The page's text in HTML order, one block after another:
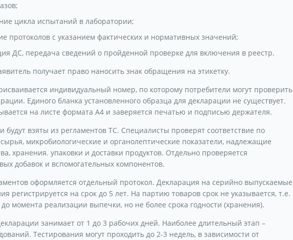
цикла испытаний в лаборатории;
протоколов с указанием фактических и нормативных значений;
ДС, передача сведений о пройденной проверке для включения в реестр.
получает право наносить знак обращения на этикетку.
индивидуальный номер, по которому потребители могут проверить
Единого бланка установленного образца для декларации не существует.
на листе формата А4 и заверяется печатью и подписью держателя.
будут взяты из регламентов ТС. Специалисты проверят соответствие по
сырья, микробиологические и органолептические показатели, надлежащие
хранения. упаковки и доставки продуктов. Отдельно проверяется
добавок и вспомогательных компонентов.
оформляется отдельный протокол. Декларация на серийно выпускаемые
регистрируется на срок до 5 лет. На партию товаров срок не указывается, т.е.
до момента реализации выпечки, но не более срока годности (хранения).
занимает от 1 до 3 рабочих дней. Наиболее длительный этап –
Тестирования могут проходить до 2-3 недель, в зависимости от